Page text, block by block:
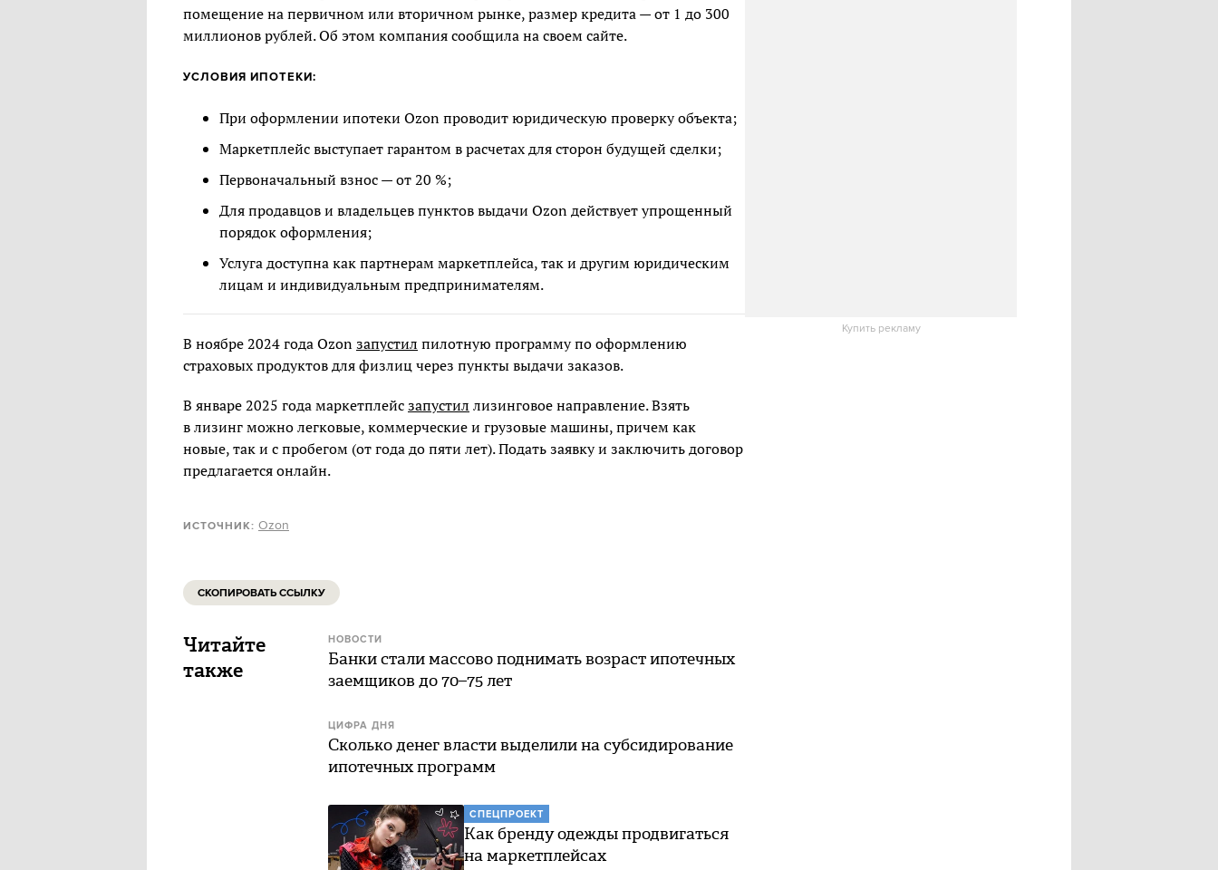
помещение на первичном или вторичном рынке, размер кредита — от 1 до 300
миллионов рублей. Об этом компания сообщила на своем сайте.
УСЛОВИЯ ИПОТЕКИ:
При оформлении ипотеки Ozon проводит юридическую проверку объекта;
Маркетплейс выступает гарантом в расчетах для сторон будущей сделки;
Первоначальный взнос — от 20 %;
Для продавцов и владельцев пунктов выдачи Ozon действует упрощенный
порядок оформления;
Услуга доступна как партнерам маркетплейса, так и другим юридическим
лицам и индивидуальным предпринимателям.
В ноябре 2024 года Ozonзапустил пилотную программу по оформлению
страховых продуктов для физлиц через пункты выдачи заказов.
В январе 2025 года маркетплейсзапустил лизинговое направление. Взять
в лизинг можно легковые, коммерческие и грузовые машины, причем как
новые, так и с пробегом (от года до пяти лет). Подать заявку и заключить договор
предлагается онлайн.
ИСТОЧНИК: Ozon
Купить рекламу
СКОПИРОВАТЬ ССЫЛКУ
Читайте
также
НОВОСТИ
Банки стали массово поднимать возраст ипотечных
заемщиков до 70–75 лет
ЦИФРА ДНЯ
Сколько денег власти выделили на субсидирование
ипотечных программ
СПЕЦПРОЕКТ
Как бренду одежды продвигаться
на маркетплейсах